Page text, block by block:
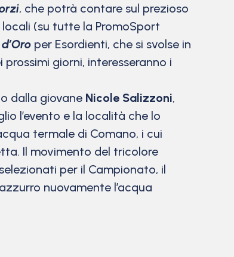
, che potrà contare sul prezioso
(su tutte la PromoSport
per Esordienti, che si svolse in
giorni, interesseranno i
dalla giovane Nicole Salizzoni,
l’evento e la località che lo
termale di Comano, i cui
Il movimento del tricolore
per il Campionato, il
nuovamente l’acqua